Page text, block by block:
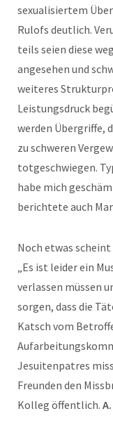
sexualisiertem
Rulofs deutlich.
teils seien diese
angesehen und
weiteres
Leistungsdruck
werden Übergriffe,
zu schweren
totgeschwiegen.
habe mich
berichtete auch
Noch etwas
„Es ist leider ein
verlassen müssen
sorgen, dass die
Katsch vom
Jesuitenpatres
Freunden den
Kolleg öffentlich.